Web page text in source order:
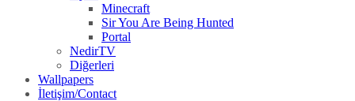
Minecraft
Sir You Are Being Hunted
Portal
NedirTV
Diğerleri
Wallpapers
İletişim/Contact